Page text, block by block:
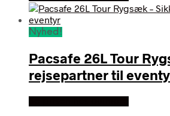
Nyhed!
Pacsafe 26L Tour
rejsepartner til